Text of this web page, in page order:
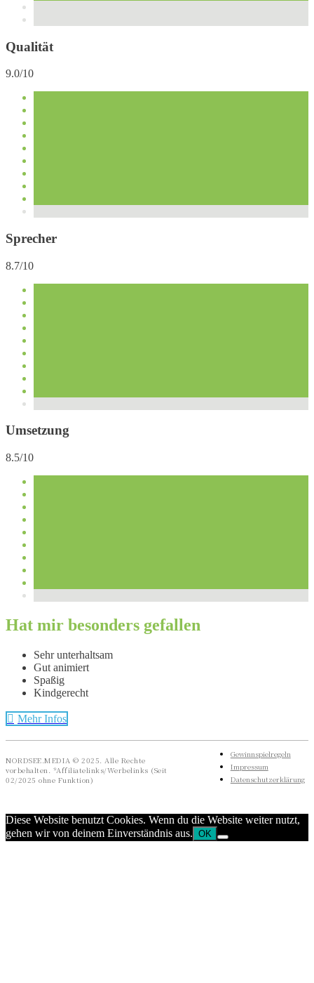
Qualität
9.0/10
Sprecher
8.7/10
Umsetzung
8.5/10
Hat mir besonders gefallen
Sehr unterhaltsam
Gut animiert
Spaßig
Kindgerecht
Mehr Infos
NORDSEE.MEDIA © 2025. Alle Rechte
vorbehalten. *Affiliatelinks/Werbelinks (Seit
02/2025 ohne Funktion)
Gewinnspielregeln
Impressum
Datenschutzerklärung
Diese Website benutzt Cookies. Wenn du die Website weiter nutzt,
gehen wir von deinem Einverständnis aus. OK